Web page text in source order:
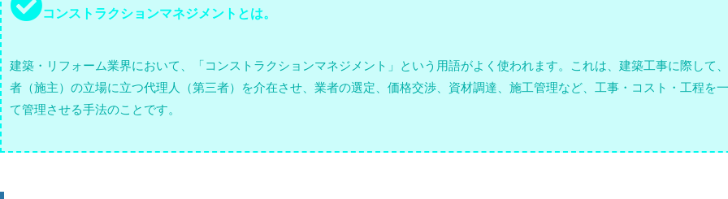
コンストラクションマネジメントとは。
建築・リフォーム業界において、「コンストラクションマネジメント」という用語がよく使われます。これは、建築工事に際して
者（施主）の立場に立つ代理人（第三者）を介在させ、業者の選定、価格交渉、資材調達、施工管理など、工事・コスト・工程を
て管理させる手法のことです。